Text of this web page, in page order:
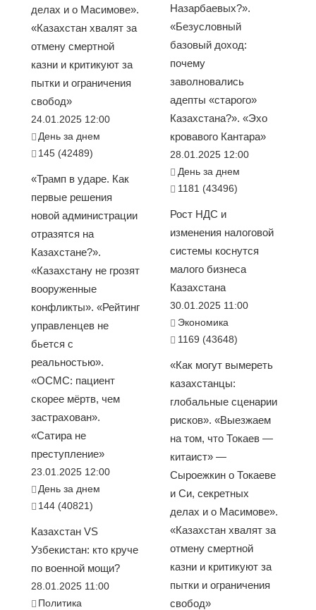
делах и о Масимове».
«Казахстан хвалят за
отмену смертной
казни и критикуют за
пытки и ограничения
свобод»
24.01.2025 12:00
День за днем
145 (42489)
«Трамп в ударе. Как
первые решения
новой администрации
отразятся на
Казахстане?».
«Казахстану не грозят
вооруженные
конфликты». «Рейтинг
управленцев не
бьется с
реальностью».
«ОСМС: пациент
скорее мёртв, чем
застрахован».
«Сатира не
преступление»
23.01.2025 12:00
День за днем
144 (40821)
Казахстан VS
Узбекистан: кто круче
по военной мощи?
28.01.2025 11:00
Политика
Назарбаевых?».
«Безусловный
базовый доход:
почему
заволновались
адепты «старого»
Казахстана?». «Эхо
кровавого Кантара»
28.01.2025 12:00
День за днем
1181 (43496)
Рост НДС и
изменения налоговой
системы коснутся
малого бизнеса
Казахстана
30.01.2025 11:00
Экономика
1169 (43648)
«Как могут вымереть
казахстанцы:
глобальные сценарии
рисков». «Выезжаем
на том, что Токаев —
китаист» —
Сыроежкин о Токаеве
и Си, секретных
делах и о Масимове».
«Казахстан хвалят за
отмену смертной
казни и критикуют за
пытки и ограничения
свобод»